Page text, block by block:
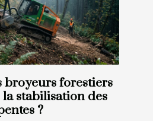
broyeurs forestiers
stabilisation des
?